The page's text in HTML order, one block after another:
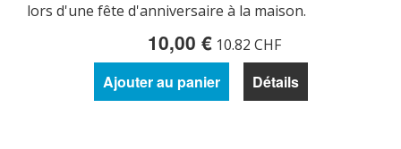
lors d'une fête d'anniversaire à la maison.
10,00 € 10.82 CHF
Ajouter au panier Détails